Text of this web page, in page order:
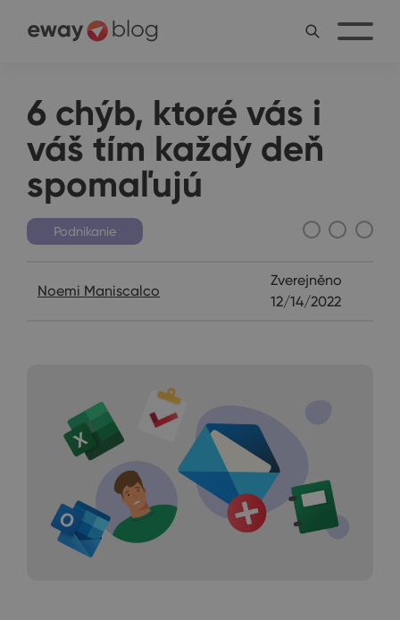
6 chýb, ktoré vás i
váš tím každý deň
spomaľujú
Podnikanie
Noemi Maniscalco
Zverejněno
12/14/2022